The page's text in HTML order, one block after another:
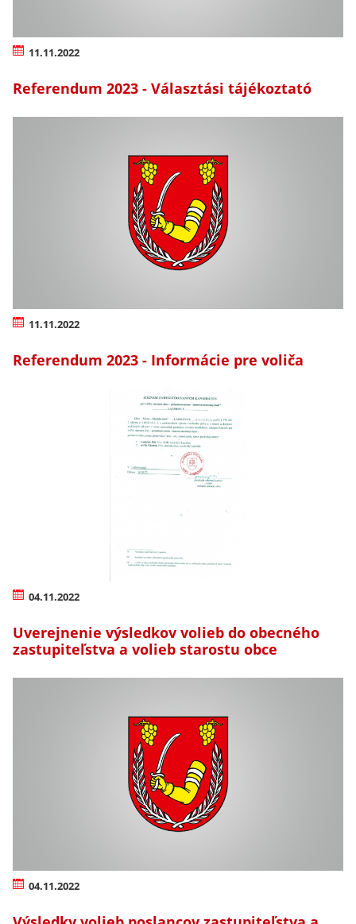
11.11.2022
Referendum 2023 - Választási tájékoztató
11.11.2022
Referendum 2023 - Informácie pre voliča
04.11.2022
Uverejnenie výsledkov volieb do obecného
zastupiteľstva a volieb starostu obce
04.11.2022